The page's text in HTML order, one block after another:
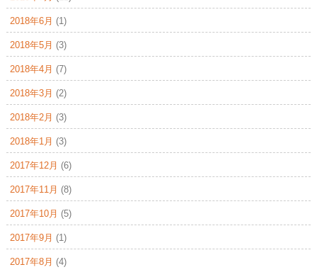
2018年6月 (1)
2018年5月 (3)
2018年4月 (7)
2018年3月 (2)
2018年2月 (3)
2018年1月 (3)
2017年12月 (6)
2017年11月 (8)
2017年10月 (5)
2017年9月 (1)
2017年8月 (4)